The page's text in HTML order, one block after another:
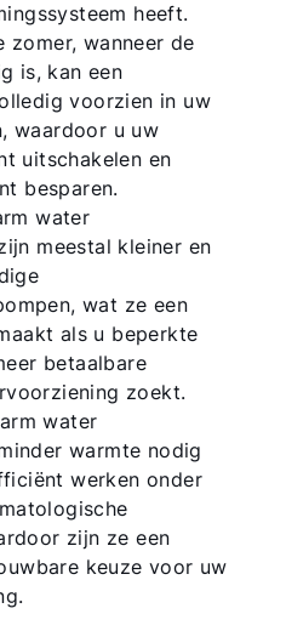
heeft.
zomer, wanneer de
is, kan een
voorzien in uw
waardoor u uw
uitschakelen en
besparen.
water
meestal kleiner en
wat ze een
als u beperkte
betaalbare
zoekt.
water
warmte nodig
werken onder
zijn ze een
keuze voor uw